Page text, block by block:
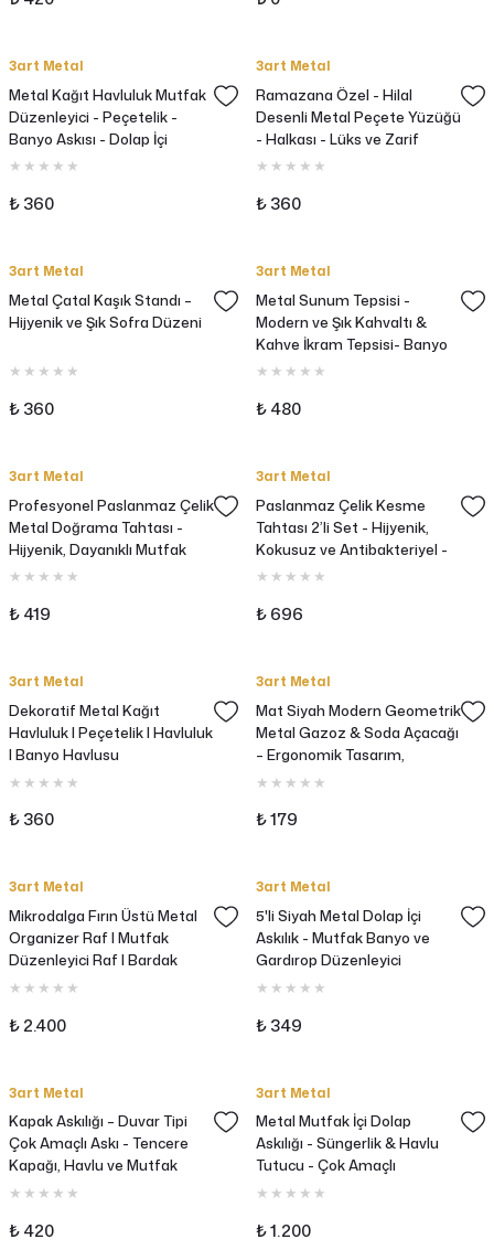
3art Metal
Metal Kağıt Havluluk Mutfak
Düzenleyici - Peçetelik -
Banyo Askısı - Dolap İçi
Düzenleyici
₺ 360
3art Metal
Ramazana Özel - Hilal
Desenli Metal Peçete Yüzüğü
- Halkası - Lüks ve Zarif
Tasarım - 6lı Set
₺ 360
3art Metal
Metal Çatal Kaşık Standı –
Hijyenik ve Şık Sofra Düzeni
₺ 360
3art Metal
Metal Sunum Tepsisi -
Modern ve Şık Kahvaltı &
Kahve İkram Tepsisi- Banyo
Organizer
₺ 480
3art Metal
Profesyonel Paslanmaz Çelik
Metal Doğrama Tahtası -
Hijyenik, Dayanıklı Mutfak
Kesme Tahtası
₺ 419
3art Metal
Paslanmaz Çelik Kesme
Tahtası 2’li Set - Hijyenik,
Kokusuz ve Antibakteriyel -
Gömme Ayaklı
₺ 696
3art Metal
Dekoratif Metal Kağıt
Havluluk | Peçetelik | Havluluk
| Banyo Havlusu
₺ 360
3art Metal
Mat Siyah Modern Geometrik
Metal Gazoz & Soda Açacağı
– Ergonomik Tasarım,
Dayanıklı Çelik, Şık
₺ 179
3art Metal
Mikrodalga Fırın Üstü Metal
Organizer Raf | Mutfak
Düzenleyici Raf | Bardak
Askılı Çok Amaçlı Stand
₺ 2.400
3art Metal
5'li Siyah Metal Dolap İçi
Askılık - Mutfak Banyo ve
Gardırop Düzenleyici
₺ 349
3art Metal
Kapak Askılığı – Duvar Tipi
Çok Amaçlı Askı - Tencere
Kapağı, Havlu ve Mutfak
Organizeri
₺ 420
3art Metal
Metal Mutfak İçi Dolap
Askılığı - Süngerlik & Havlu
Tutucu - Çok Amaçlı
Düzenleyici
₺ 1.200